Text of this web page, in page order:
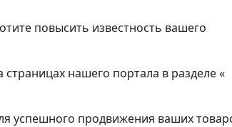
повысить известность вашего
нашего портала в разделе «
успешного продвижения ваших